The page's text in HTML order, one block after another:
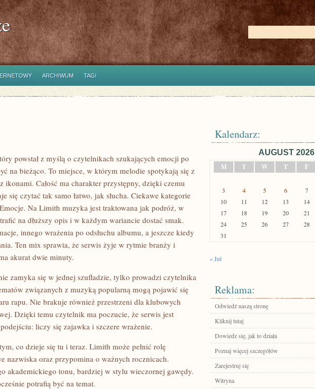
ARCHIWUM TAGI
powstał z myślą o czytelnikach szukających emocji po
na bieżąco. To miejsce, w którym melodie spotykają się z
ikonami. Całość ma charakter przystępny, dzięki czemu
się czytać tak samo łatwo, jak słucha. Ciekawe kategorie
Na Limith muzyka jest traktowana jak podróż, w
na dłuższy opis i w każdym wariancie dostać smak.
innego wrażenia po odsłuchu albumu, a jeszcze kiedy
Ten mix sprawia, że serwis żyje w rytmie branży i
akurat dwie minuty.
zamyka się w jednej szufladzie, tylko prowadzi czytelnika
związanych z muzyką popularną mogą pojawić się
rapu. Nie brakuje również przestrzeni dla klubowych
Dzięki temu czytelnik ma poczucie, że serwis jest
liczy się zajawka i szczere wrażenie.
co dzieje się tu i teraz. Limith może pełnić rolę
nazwiska oraz przypomina o ważnych rocznicach.
akademickiego tonu, bardziej w stylu wieczornej gawędy.
potrafią być na temat.
Kalendarz:
AUGUST 2026
M
T W T F
3
4 5 6 7
10
11 12 13 14
17
18 19 20 21
24
25 26 27 28
31
« Jul
Reklama:
Odwiedź naszą stronę
Kliknij tutaj
Dowiedz się, jak to działa
Poznaj więcej szczegółów
Zarejestruj się
Witryna